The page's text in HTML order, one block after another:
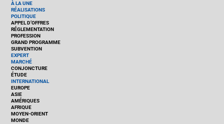
À LA UNE
RÉALISATIONS
POLITIQUE
APPEL D’OFFRES
RÉGLEMENTATION
PROFESSION
GRAND PROGRAMME
SUBVENTION
EXPERT
MARCHÉ
CONJONCTURE
ÉTUDE
INTERNATIONAL
EUROPE
ASIE
AMÉRIQUES
AFRIQUE
MOYEN-ORIENT
MONDE